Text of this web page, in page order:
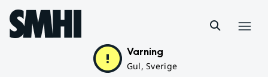
Hoppa till sidans innehåll
Varning
Gul, Sverige